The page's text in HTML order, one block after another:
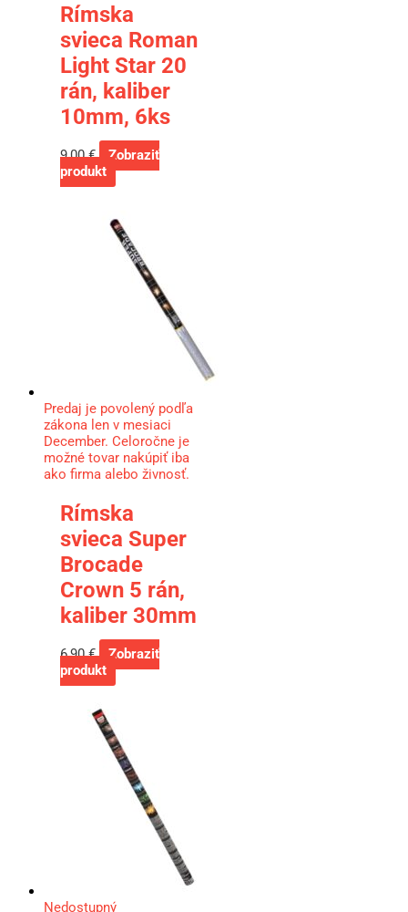
Rímska
svieca Roman
Light Star 20
rán, kaliber
10mm, 6ks
9,00€
Zobraziť
produkt
Predaj je povolený podľa
zákona len v mesiaci
December. Celoročne je
možné tovar nakúpiť iba
ako firma alebo živnosť.
Rímska
svieca Super
Brocade
Crown 5 rán,
kaliber 30mm
6,90€
Zobraziť
produkt
Nedostupný